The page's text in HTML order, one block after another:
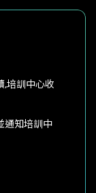
,培訓中心收
通知培訓中